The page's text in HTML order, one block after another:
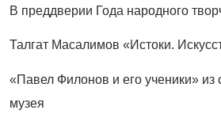
В преддверии Года народного
Талгат Масалимов «Истоки.
«Павел Филонов и его ученики» из
музея